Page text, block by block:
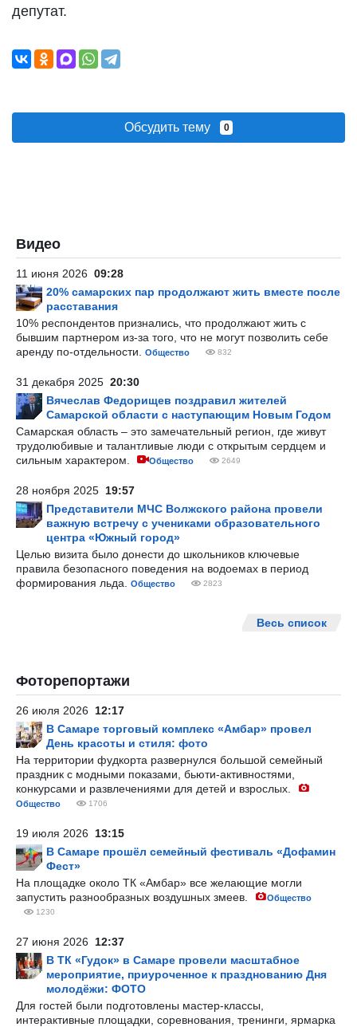
депутат.
Обсудить тему 0
Видео
11 июня 2026 09:28
20% самарских пар продолжают жить вместе после
расставания
10% респондентов признались, что продолжают жить с
бывшим партнером из-за того, что не могут позволить себе
аренду по-отдельности.
Общество 832
31 декабря 2025 20:30
Вячеслав Федорищев поздравил жителей
Самарской области с наступающим Новым Годом
Самарская область – это замечательный регион, где живут
трудолюбивые и талантливые люди с открытым сердцем и
сильным характером.
Общество 2649
28 ноября 2025 19:57
Представители МЧС Волжского района провели
важную встречу с учениками образовательного
центра «Южный город»
Целью визита было донести до школьников ключевые
правила безопасного поведения на водоемах в период
формирования льда.
Общество 2823
Весь список
Фоторепортажи
26 июля 2026 12:17
В Самаре торговый комплекс «Амбар» провел
День красоты и стиля: фото
На территории фудкорта развернулся большой семейный
праздник с модными показами, бьюти-активностями,
конкурсами и развлечениями для детей и взрослых.
Общество 1706
19 июля 2026 13:15
В Самаре прошёл семейный фестиваль «Дофамин
Фест»
На площадке около ТК «Амбар» все желающие могли
запустить разнообразных воздушных змеев.
Общество
1230
27 июня 2026 12:37
В ТК «Гудок» в Самаре провели масштабное
мероприятие, приуроченное к празднованию Дня
молодёжи: ФОТО
Для гостей были подготовлены мастер-классы,
интерактивные площадки, соревнования, тренинги, ярмарка